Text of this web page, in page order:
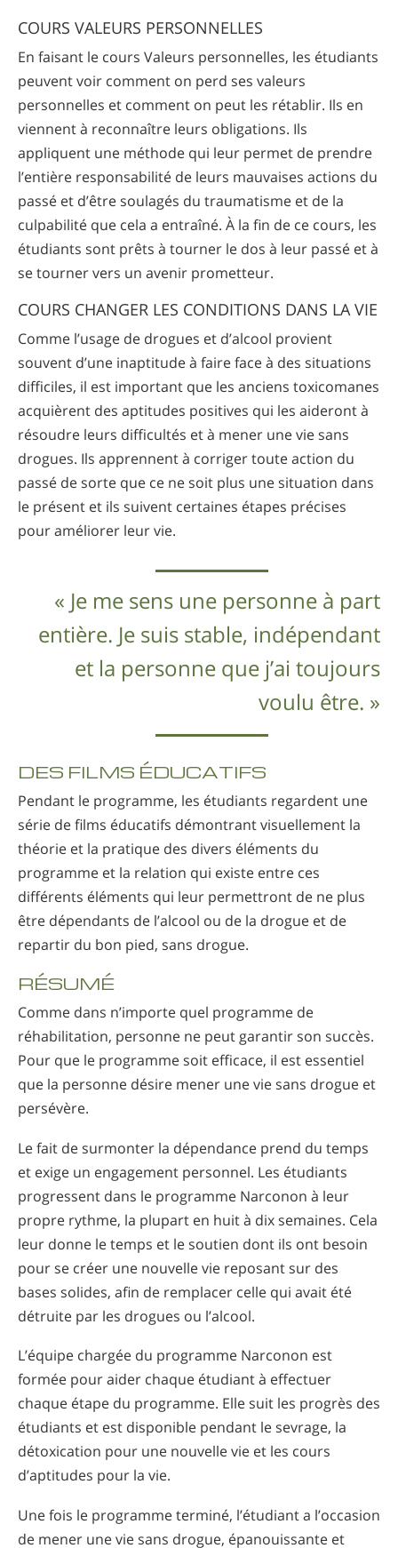
COURS VALEURS PERSONNELLES
En faisant le cours Valeurs personnelles, les étudiants
peuvent voir comment on perd ses valeurs
personnelles et comment on peut les rétablir. Ils en
viennent à reconnaître leurs obligations. Ils
appliquent une méthode qui leur permet de prendre
l’entière responsabilité de leurs mauvaises actions du
passé et d’être soulagés du traumatisme et de la
culpabilité que cela a entraîné. À la fin de ce cours, les
étudiants sont prêts à tourner le dos à leur passé et à
se tourner vers un avenir prometteur.
COURS CHANGER LES CONDITIONS DANS LA VIE
Comme l’usage de drogues et d’alcool provient
souvent d’une inaptitude à faire face à des situations
difficiles, il est important que les anciens toxicomanes
acquièrent des aptitudes positives qui les aideront à
résoudre leurs difficultés et à mener une vie sans
drogues. Ils apprennent à corriger toute action du
passé de sorte que ce ne soit plus une situation dans
le présent et ils suivent certaines étapes précises
pour améliorer leur vie.
« Je me sens une personne à part
entière. Je suis stable, indépendant
et la personne que j’ai toujours
voulu être. »
DES FILMS ÉDUCATIFS
Pendant le programme, les étudiants regardent une
série de films éducatifs démontrant visuellement la
théorie et la pratique des divers éléments du
programme et la relation qui existe entre ces
différents éléments qui leur permettront de ne plus
être dépendants de l’alcool ou de la drogue et de
repartir du bon pied, sans drogue.
RÉSUMÉ
Comme dans n’importe quel programme de
réhabilitation, personne ne peut garantir son succès.
Pour que le programme soit efficace, il est essentiel
que la personne désire mener une vie sans drogue et
persévère.
Le fait de surmonter la dépendance prend du temps
et exige un engagement personnel. Les étudiants
progressent dans le programme Narconon à leur
propre rythme, la plupart en huit à dix semaines. Cela
leur donne le temps et le soutien dont ils ont besoin
pour se créer une nouvelle vie reposant sur des
bases solides, afin de remplacer celle qui avait été
détruite par les drogues ou l’alcool.
L’équipe chargée du programme Narconon est
formée pour aider chaque étudiant à effectuer
chaque étape du programme. Elle suit les progrès des
étudiants et est disponible pendant le sevrage, la
détoxication pour une nouvelle vie et les cours
d’aptitudes pour la vie.
Une fois le programme terminé, l’étudiant a l’occasion
de mener une vie sans drogue, épanouissante et